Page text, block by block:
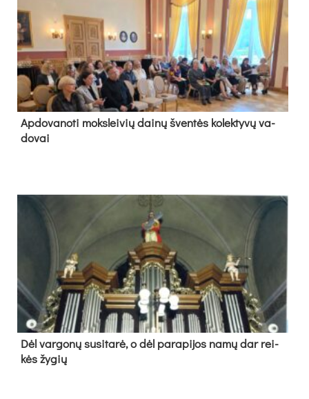
Ap­do­va­no­ti moks­lei­vių dai­nų šven­tės ko­lek­ty­vų va­
do­vai
Dėl var­go­nų su­si­ta­rė, o dėl pa­ra­pi­jos na­mų dar rei­
kės žy­gių